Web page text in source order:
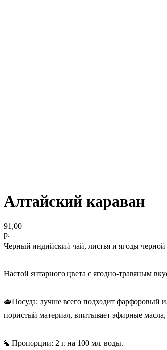
Алтайский караван
91,00
р.
Черный индийский чай, листья и ягоды
Настой янтарного цвета с ягодно-травяным
🫖Посуда: лучше всего подходит фарфоровый
пористый материал, впитывает эфирные
🍃Пропорции: 2 г. на 100 мл. воды.